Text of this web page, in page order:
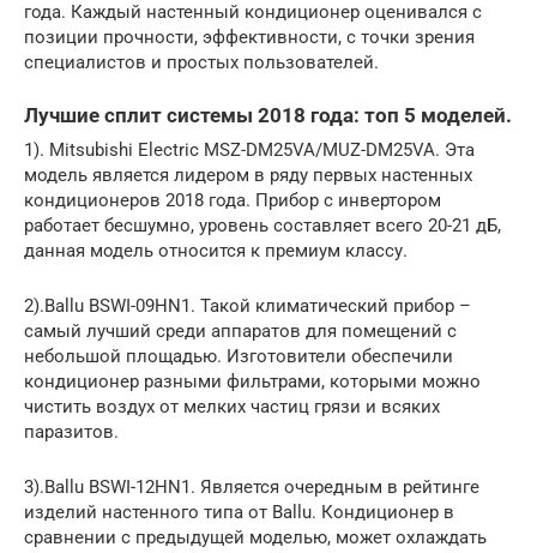
года. Каждый настенный кондиционер оценивался с
позиции прочности, эффективности, с точки зрения
специалистов и простых пользователей.
Лучшие сплит системы 2018 года: топ 5 моделей.
1). Mitsubishi Electric MSZ-DM25VA/MUZ-DM25VA. Эта
модель является лидером в ряду первых настенных
кондиционеров 2018 года. Прибор с инвертором
работает бесшумно, уровень составляет всего 20-21 дБ,
данная модель относится к премиум классу.
2).Ballu BSWI-09HN1. Такой климатический прибор –
самый лучший среди аппаратов для помещений с
небольшой площадью. Изготовители обеспечили
кондиционер разными фильтрами, которыми можно
чистить воздух от мелких частиц грязи и всяких
паразитов.
3).Ballu BSWI-12HN1. Является очередным в рейтинге
изделий настенного типа от Ballu. Кондиционер в
сравнении с предыдущей моделью, может охлаждать